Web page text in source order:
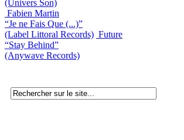
(Univers Son)
Fabien Martin
“Je ne Fais Que (...)”
(Label Littoral Records) Future
“Stay Behind”
(Anywave Records)